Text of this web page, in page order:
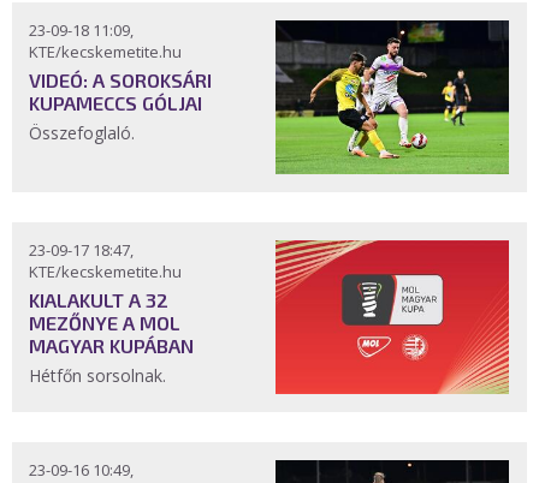
23-09-18 11:09,
KTE/kecskemetite.hu
VIDEÓ: A SOROKSÁRI
KUPAMECCS GÓLJAI
Összefoglaló.
23-09-17 18:47,
KTE/kecskemetite.hu
KIALAKULT A 32
MEZŐNYE A MOL
MAGYAR KUPÁBAN
Hétfőn sorsolnak.
23-09-16 10:49,